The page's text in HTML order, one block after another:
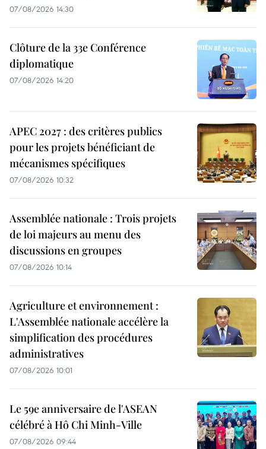
07/08/2026 14:30
Clôture de la 33e Conférence
diplomatique
07/08/2026 14:20
APEC 2027 : des critères publics
pour les projets bénéficiant de
mécanismes spécifiques
07/08/2026 10:32
Assemblée nationale : Trois projets
de loi majeurs au menu des
discussions en groupes
07/08/2026 10:14
Agriculture et environnement :
L'Assemblée nationale accélère la
simplification des procédures
administratives
07/08/2026 10:01
Le 59e anniversaire de l'ASEAN
célébré à Hô Chi Minh-Ville
07/08/2026 09:44